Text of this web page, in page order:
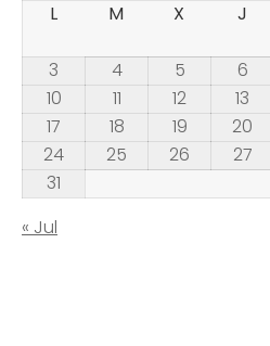
L
M X J
3
4 5 6
10
11 12 13
17
18 19 20
24
25 26 27
31
« Jul